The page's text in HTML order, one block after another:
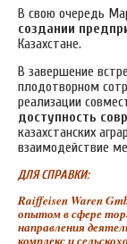
В свою очередь
создании
Казахстане.
В завершение
плодотворном
реализации
доступность
казахстанских
взаимодействие
ДЛЯ СПРАВКИ:
Raiffeisen Waren
опытом в сфере
направления
комплекс и